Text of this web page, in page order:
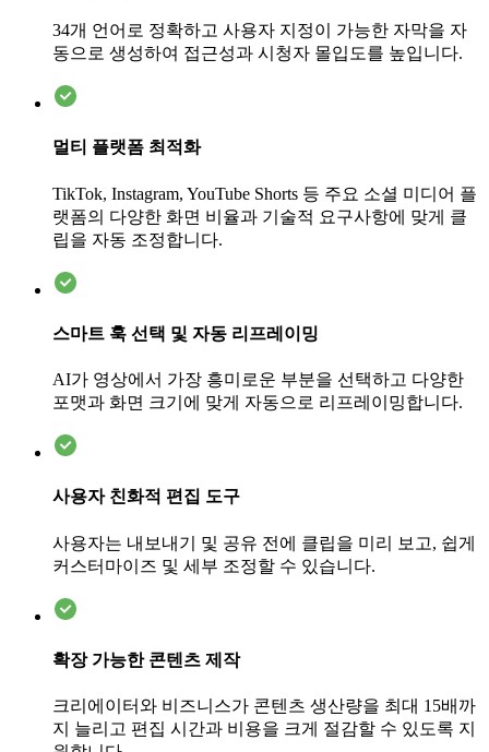
34개 언어로 정확하고 사용자 지정이 가능한 자막을 자
동으로 생성하여 접근성과 시청자 몰입도를 높입니다.
멀티 플랫폼 최적화
TikTok, Instagram, YouTube Shorts 등 주요 소셜 미디어 플
랫폼의 다양한 화면 비율과 기술적 요구사항에 맞게 클
립을 자동 조정합니다.
스마트 훅 선택 및 자동 리프레이밍
AI가 영상에서 가장 흥미로운 부분을 선택하고 다양한
포맷과 화면 크기에 맞게 자동으로 리프레이밍합니다.
사용자 친화적 편집 도구
사용자는 내보내기 및 공유 전에 클립을 미리 보고, 쉽게
커스터마이즈 및 세부 조정할 수 있습니다.
확장 가능한 콘텐츠 제작
크리에이터와 비즈니스가 콘텐츠 생산량을 최대 15배까
지 늘리고 편집 시간과 비용을 크게 절감할 수 있도록 지